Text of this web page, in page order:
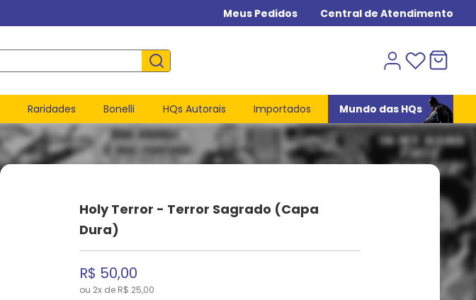
Meus Pedidos Central de Atendimento
Raridades Bonelli HQs Autorais Importados Mundo das HQs
Holy Terror - Terror Sagrado (Capa
Dura)
R$ 50,00
ou 2x de R$ 25,00